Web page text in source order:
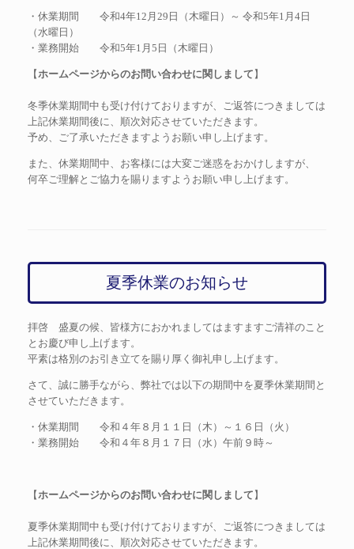
・休業期間 令和4年12月29日（木曜日）～ 令和5年1月4日
（水曜日）
・業務開始 令和5年1月5日（木曜日）
【ホームページからのお問い合わせに関しまして 】
冬季休業期間中も受け付けておりますが、ご返答につきましては
上記休業期間後に、順次対応させていただきます。
予め、ご了承いただきますようお願い申し上げます。
また、休業期間中、お客様には大変ご迷惑をおかけしますが、
何卒ご理解とご協力を賜りますようお願い申し上げます。
夏季休業のお知らせ
拝啓 盛夏の候、皆様方におかれましてはますますご清祥のこと
とお慶び申し上げます。
平素は格別のお引き立てを賜り厚く御礼申し上げます。
さて、誠に勝手ながら、弊社では以下の期間中を夏季休業期間と
させていただきます。
・休業期間 令和４年８月１１日（木）～１６日（火）
・業務開始 令和４年８月１７日（水）午前９時～
【ホームページからのお問い合わせに関しまして 】
夏季休業期間中も受け付けておりますが、ご返答につきましては
上記休業期間後に、順次対応させていただきます。